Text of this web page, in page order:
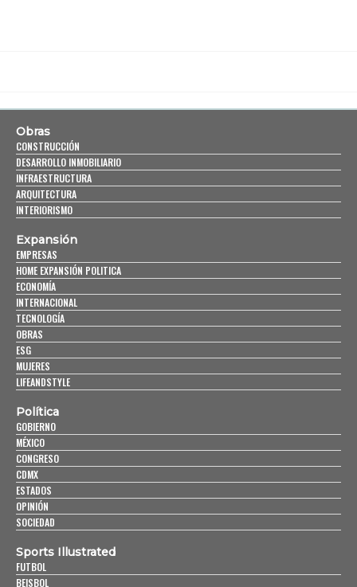
Obras
CONSTRUCCIÓN
DESARROLLO INMOBILIARIO
INFRAESTRUCTURA
ARQUITECTURA
INTERIORISMO
Expansión
EMPRESAS
HOME EXPANSIÓN POLITICA
ECONOMÍA
INTERNACIONAL
TECNOLOGÍA
OBRAS
ESG
MUJERES
LIFEANDSTYLE
Política
GOBIERNO
MÉXICO
CONGRESO
CDMX
ESTADOS
OPINIÓN
SOCIEDAD
Sports Illustrated
FUTBOL
BEISBOL